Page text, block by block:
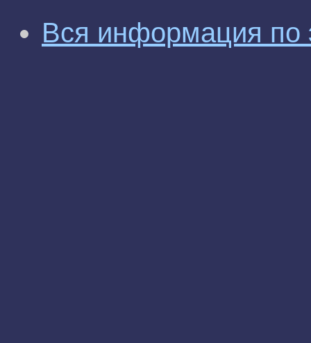
Вся информация по